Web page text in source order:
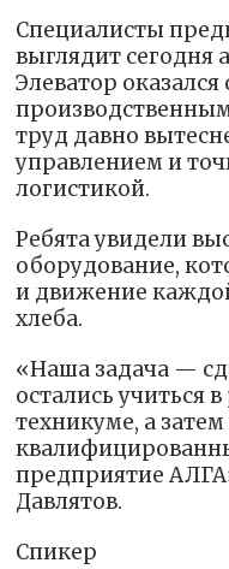
Специалисты
выглядит сегодня
Элеватор
труд давно
управлением и
логистикой.
Ребята увидели
оборудование,
и движение
хлеба.
«Наша задача —
остались учиться
техникуме, а
предприятие
Давлятов.
Спикер